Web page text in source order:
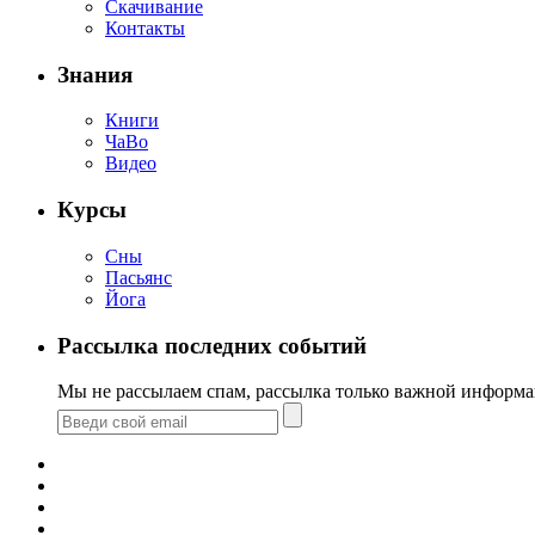
Скачивание
Контакты
Знания
Книги
ЧаВо
Видео
Курсы
Сны
Пасьянс
Йога
Рассылка последних событий
Мы не рассылаем спам, рассылка только важной